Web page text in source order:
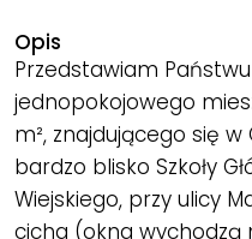
Opis
Przedstawiam
jednopokojowego
m², znajdującego się
bardzo blisko Szkoły
Wiejskiego, przy ulicy
cicha (okna wychodzą